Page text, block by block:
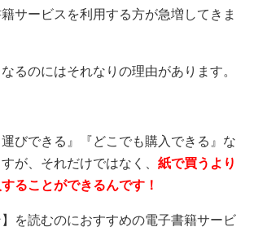
サービスを利用する方が急増してきま
るのにはそれなりの理由があります。
びできる』『どこでも購入できる』な
が、それだけではなく、 紙で買うより
ることができるんです！
を読むのにおすすめの電子書籍サービ